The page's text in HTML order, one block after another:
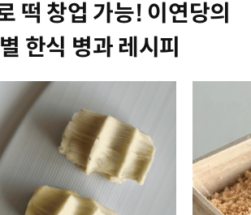
떡 창업 가능! 이연당의
한식 병과 레시피